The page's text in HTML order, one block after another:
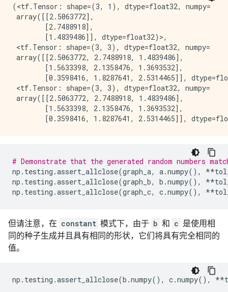
(<tf.Tensor: shape=(3, 1), dtype=float32, numpy=
array([[2.5063772],
        [2.7488918],
        [1.4839486]], dtype=float32)>,
<tf.Tensor: shape=(3, 3), dtype=float32, numpy=
array([[2.5063772, 2.7488918, 1.4839486],
        [1.5633398, 2.1358476, 1.3693532],
[0.3598416, 1.8287641, 2.5314465]],
<tf.Tensor: shape=(3, 3), dtype=float32, numpy=
array([[2.5063772, 2.7488918, 1.4839486],
        [1.5633398, 2.1358476, 1.3693532],
# Demonstrate that the generated random numbers
np . testing .assert_allclose(graph_a, a.numpy(), **
np . testing .assert_allclose(graph_b, b .numpy(), **
np . testing .assert_allclose(graph_c, c.numpy(), **
但请注意，在 constant 模式下，由于 b 和 c 是使用相
同的种子生成并且具有相同的形状，它们将具有完全相同的
值。
np . testing .assert_allclose(b .numpy(), c.numpy(), **